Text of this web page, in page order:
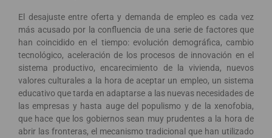
El desajuste entre oferta y demanda de empleo es cada vez
más acusado por la confluencia de una serie de factores que
han coincidido en el tiempo: evolución demográfica, cambio
tecnológico, aceleración de los procesos de innovación en el
sistema productivo, encarecimiento de la vivienda, nuevos
valores culturales a la hora de aceptar un empleo, un sistema
educativo que tarda en adaptarse a las nuevas necesidades de
las empresas y hasta auge del populismo y de la xenofobia,
que hace que los gobiernos sean muy prudentes a la hora de
abrir las fronteras, el mecanismo tradicional que han utilizado